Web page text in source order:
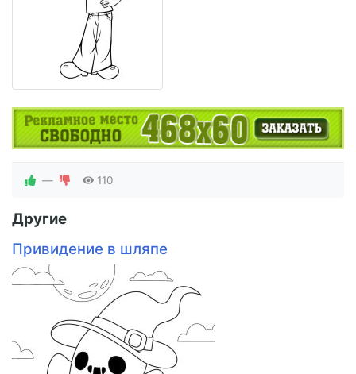
— 110
Другие
Привидение в шляпе